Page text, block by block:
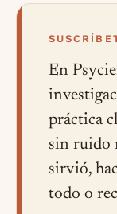
En
práctica
sin ruido
sirvió,
todo o